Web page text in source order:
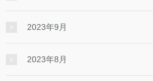
2023年9月
2023年8月